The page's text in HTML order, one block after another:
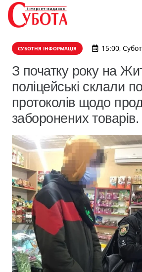
СУБОТНЯ ІНФОРМАЦІЯ 15:00,
З початку року на
поліцейські склали
протоколів щодо
заборонених